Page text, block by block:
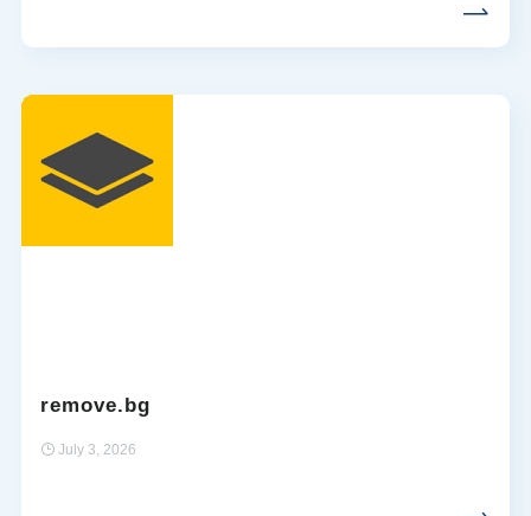
remove.bg
July 3, 2026